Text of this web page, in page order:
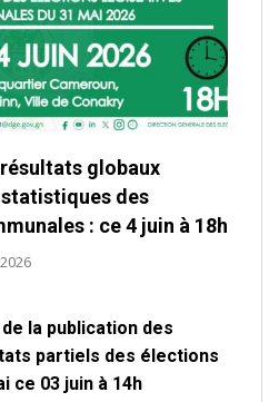
globaux
des
: ce 4 juin à 18h
la publication des
partiels des élections
ce 03 juin à 14h